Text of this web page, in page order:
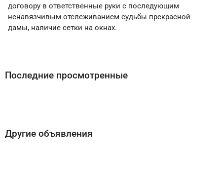
договору в ответственные руки с последующим
ненавязчивым отслеживанием судьбы прекрасной
дамы, наличие сетки на окнах.
Последние просмотренные
Другие объявления